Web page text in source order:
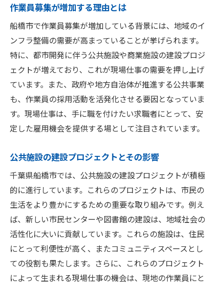
未経験者が活躍する具体的事例
船橋市での現場仕事応募方法
現場仕事でキャリアを築く船橋市の作業員募集
情報
キャリアパスの多様な選択肢
経験を積むことで得られるスキル
船橋市での長期安定雇用への道
求人情報の探し方と応募のコツ
建設業での資格取得のすすめ
都市開発が進む船橋市の現場仕事で作業員募集
急増
急増する作業員募集の理由
都市開発プロジェクトと求人動向
地元企業が求める人材とは
船橋市の経済成長と雇用機会
作業員に求められるスキルと条件
作業員募集が増加する理由とは
船橋市で作業員募集が増加している背景には、地域のイ
ンフラ整備の需要が高まっていることが挙げられます。
特に、都市開発に伴う公共施設や商業施設の建設プロジ
ェクトが増えており、これが現場仕事の需要を押し上げ
ています。また、政府や地方自治体が推進する公共事業
も、作業員の採用活動を活発化させる要因となっていま
す。現場仕事は、手に職を付けたい求職者にとって、安
定した雇用機会を提供する場として注目されています。
公共施設の建設プロジェクトとその影響
千葉県船橋市では、公共施設の建設プロジェクトが積極
的に進行しています。これらのプロジェクトは、市民の
生活をより豊かにするための重要な取り組みです。例え
ば、新しい市民センターや図書館の建設は、地域社会の
活性化に大いに貢献しています。これらの施設は、住民
にとって利便性が高く、またコミュニティスペースとし
ての役割も果たします。さらに、これらのプロジェクト
によって生まれる現場仕事の機会は、現地の作業員にと